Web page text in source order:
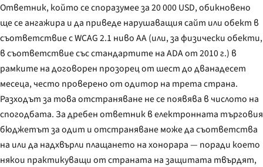
Ответник, който се споразумее за 20 000 USD, обикновено
ще се ангажира и да приведе нарушаващия сайт или обект в
съответствие с WCAG 2.1 ниво AA (или, за физически обекти,
в съответствие със стандартите на ADA от 2010 г.) в
рамките на договорен прозорец от шест до дванадесет
месеца, често проверено от одитор на трета страна.
Разходът за това отстраняване не се появява в числото на
спогодбата. За дребен ответник в електронната търговия
бюджетът за одит и отстраняване може да съответства
на или да надхвърли плащането на хонорара — поради което
някои практикуващи от страната на защитата твърдят,